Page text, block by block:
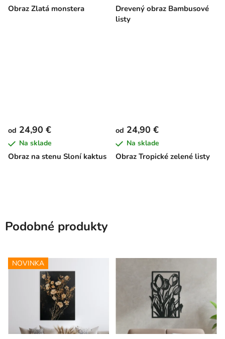
Obraz Zlatá monstera
Drevený obraz Bambusové
listy
Obraz na stenu Sloní kaktus
od 24,90 €
Na sklade
Obraz Tropické zelené listy
od 24,90 €
Na sklade
Podobné produkty
NOVINKA